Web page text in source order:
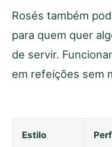
Rosés também
para quem quer
de servir.
em refeições sem
Estilo